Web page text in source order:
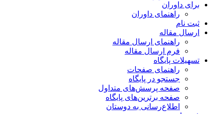
برای داوران
راهنمای داوران
ثبت نام
ارسال مقاله
راهنمای ارسال مقاله
فرم ارسال مقاله
تسهیلات پایگاه
راهنمای صفحات
جستجو در پایگاه
صفحه پرسش‌های متداول
صفحه برترین‌های پایگاه
اطلاع‌رسانی به دوستان